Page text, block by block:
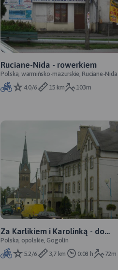
Ruciane-Nida - rowerkiem
Polska, warmińsko-mazurskie, Ruciane-Nida
4.0/6
15 km 103m
Za Karlikiem i Karolinką - do
Gogolina
Polska, opolskie, Gogolin
5.2/6
3,7 km 0:08 h 72m